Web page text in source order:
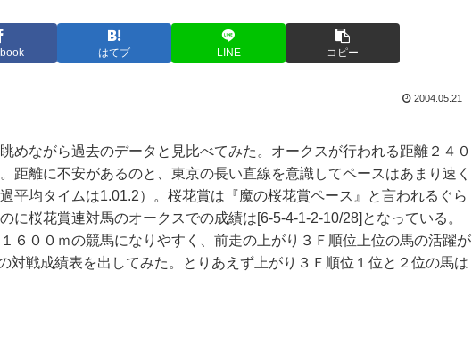
はてブ LINE コピー
2004.05.21
めながら過去のデータと見比べてみた。オークスが行われる距離２４０
距離に不安があるのと、東京の長い直線を意識してペースはあまり速く
平均タイムは1.01.2）。桜花賞は『魔の桜花賞ペース』と言われるぐら
に桜花賞連対馬のオークスでの成績は[6-5-4-1-2-10/28]となっている。
６００ｍの競馬になりやすく、前走の上がり３Ｆ順位上位の馬の活躍が
対戦成績表を出してみた。とりあえず上がり３Ｆ順位１位と２位の馬は